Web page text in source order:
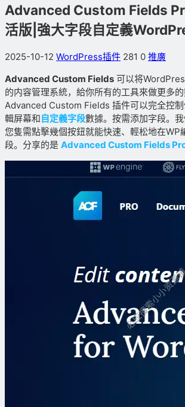
Advanced Custom Fields
活版|強大字段自定義
2025-10-12 WordPress插件 281 0 推廣
Advanced Custom Fields 可以将
的内容管理系統，給你所有的工具來做更多
Advanced Custom Fields 插件可以完全控
輯屏幕和自定義字段數據。按需添加字段。
您隻需點擊幾個按鈕就能快速、輕松地在WP
段。分享的是 Advanced Custom Fields